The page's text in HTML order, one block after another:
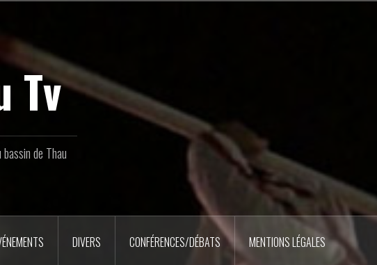
Tv
de Thau
DIVERS CONFÉRENCES/DÉBATS MENTIONS LÉGALES